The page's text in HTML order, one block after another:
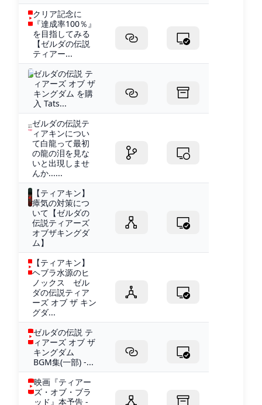
クリア記念に
『達成率100％』
を目指してみる
【ゼルダの伝説
ティアー...
ゼルダの伝説 テ
ィアーズ オブ ザ
キングダム を購
入 Tats...
ゼルダの伝説テ
ィアキンについ
て白龍って最初
の龍の泪を見な
いと出現しませ
んか......
【ティアキン】
瘴気の対策につ
いて【ゼルダの
伝説ティアーズ
オブザキングダ
ム】
【ティアキン】
ヘブラ水源のヒ
ノックス ゼル
ダの伝説ティア
ーズ オブ ザ キン
グダ...
ゼルダの伝説 テ
ィアーズ オブ ザ
キングダム
BGM集(一部) -...
映画『ティアー
ズ・オブ・ブラ
ッド』本予告 -